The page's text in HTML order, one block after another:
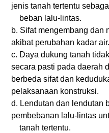
jenis tanah tertentu
beban lalu-lintas.
b. Sifat mengembang dan
akibat perubahan kadar air.
c. Daya dukung tanah
secara pasti pada daerah
berbeda sifat dan
pelaksanaan konstruksi.
d. Lendutan dan lendutan
pembebanan lalu-lintas
tanah tertentu.